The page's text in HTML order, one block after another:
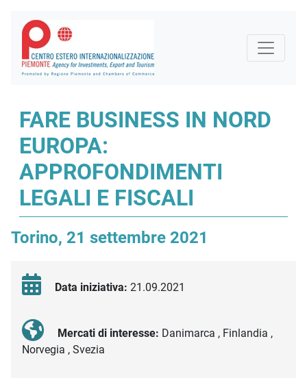
FARE BUSINESS IN NORD
EUROPA:
APPROFONDIMENTI
LEGALI E FISCALI
Torino, 21 settembre 2021
Data iniziativa: 21.09.2021
Mercati di interesse: Danimarca , Finlandia ,
Norvegia , Svezia